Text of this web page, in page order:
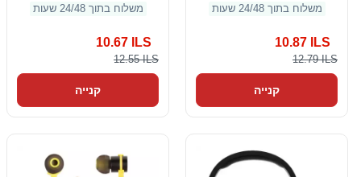
משלוח בתוך 24/48 שעות
10.67 ILS
12.55 ILS
קנייה
משלוח בתוך 24/48 שעות
10.87 ILS
12.79 ILS
קנייה